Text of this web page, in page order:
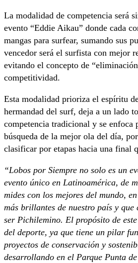
La modalidad de competencia será
evento “Eddie Aikau” donde cada
mangas para surfear, sumando sus
vencedor será el surfista con mejor
evitando el concepto de
competitividad.
Esta modalidad prioriza el espíritu
hermandad del surf, deja a un lado
competencia tradicional y se enfoca
búsqueda de la mejor ola del día,
clasificar por etapas hacia una final
“Lobos por Siempre no solo es un
evento único en Latinoamérica, de
mides con los mejores del mundo,
más brillantes de nuestro país y que
ser Pichilemino. El propósito de
del deporte, ya que tiene un pilar
proyectos de conservación y
desarrollando en el Parque Punta